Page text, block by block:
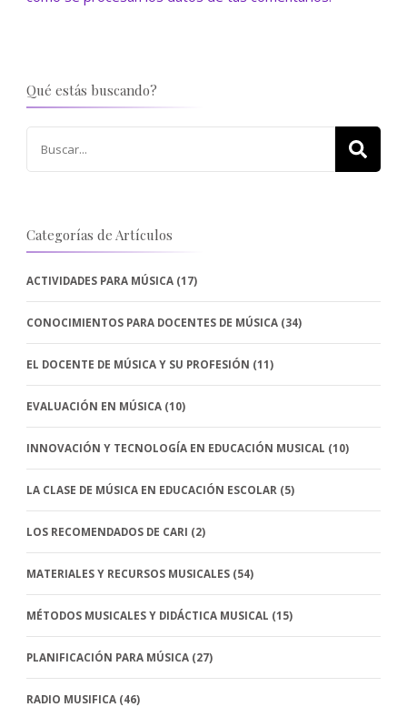
Qué estás buscando?
Categorías de Artículos
ACTIVIDADES PARA MÚSICA (17)
CONOCIMIENTOS PARA DOCENTES DE MÚSICA (34)
EL DOCENTE DE MÚSICA Y SU PROFESIÓN (11)
EVALUACIÓN EN MÚSICA (10)
INNOVACIÓN Y TECNOLOGÍA EN EDUCACIÓN MUSICAL (10)
LA CLASE DE MÚSICA EN EDUCACIÓN ESCOLAR (5)
LOS RECOMENDADOS DE CARI (2)
MATERIALES Y RECURSOS MUSICALES (54)
MÉTODOS MUSICALES Y DIDÁCTICA MUSICAL (15)
PLANIFICACIÓN PARA MÚSICA (27)
RADIO MUSIFICA (46)